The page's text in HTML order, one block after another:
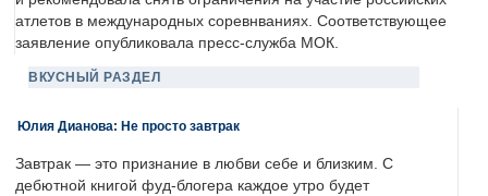
атлетов в международных соревнваниях. Соответствующее
заявление опубликовала пресс-служба МОК.
ВКУСНЫЙ РАЗДЕЛ
Юлия Дианова: Не просто завтрак
Завтрак — это признание в любви себе и близким. С
дебютной книгой фуд-блогера каждое утро будет